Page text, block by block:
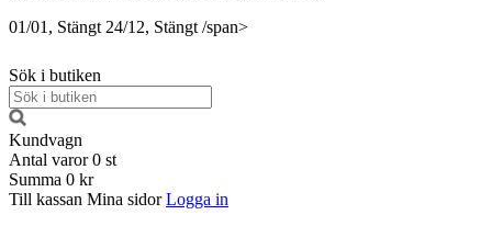
01/01, Stängt 24/12, Stängt /span>
Sök i butiken
Kundvagn
Antal varor 0 st
Summa 0 kr
Till kassan Mina sidor Logga in